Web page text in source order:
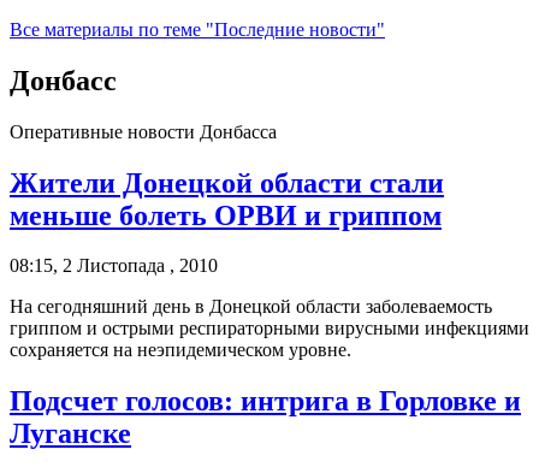
Все материалы по теме "Последние новости"
Донбасс
Оперативные новости Донбасса
Жители Донецкой области стали
меньше болеть ОРВИ и гриппом
08:15, 2 Листопада , 2010
На сегодняшний день в Донецкой области заболеваемость
гриппом и острыми респираторными вирусными инфекциями
сохраняется на неэпидемическом уровне.
Подсчет голосов: интрига в Горловке и
Луганске